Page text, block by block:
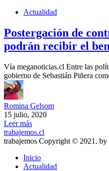
Actualidad
Postergación de
podrán recibir el
Vía meganoticias.cl Entre las
gobierno de Sebastián Piñera
Romina Gelsom
15 julio, 2020
Leer más
trabajemos.cl
trabajemos Copyright © 2021. by
Inicio
Actualidad